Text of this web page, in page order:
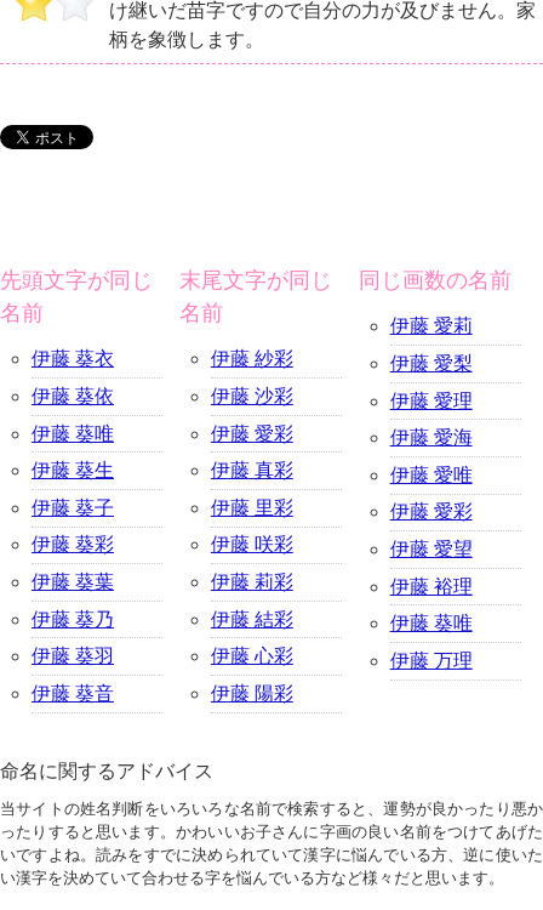
け継いだ苗字ですので自分の力が及びません。家
柄を象徴します。
先頭文字が同じ
名前
伊藤 葵衣
伊藤 葵依
伊藤 葵唯
伊藤 葵生
伊藤 葵子
伊藤 葵彩
伊藤 葵葉
伊藤 葵乃
伊藤 葵羽
伊藤 葵音
末尾文字が同じ
名前
伊藤 紗彩
伊藤 沙彩
伊藤 愛彩
伊藤 真彩
伊藤 里彩
伊藤 咲彩
伊藤 莉彩
伊藤 結彩
伊藤 心彩
伊藤 陽彩
同じ画数の名前
伊藤 愛莉
伊藤 愛梨
伊藤 愛理
伊藤 愛海
伊藤 愛唯
伊藤 愛彩
伊藤 愛望
伊藤 裕理
伊藤 葵唯
伊藤 万理
命名に関するアドバイス
当サイトの姓名判断をいろいろな名前で検索すると、運勢が良かったり悪か
ったりすると思います。かわいいお子さんに字画の良い名前をつけてあげた
いですよね。読みをすでに決められていて漢字に悩んでいる方、逆に使いた
い漢字を決めていて合わせる字を悩んでいる方など様々だと思います。